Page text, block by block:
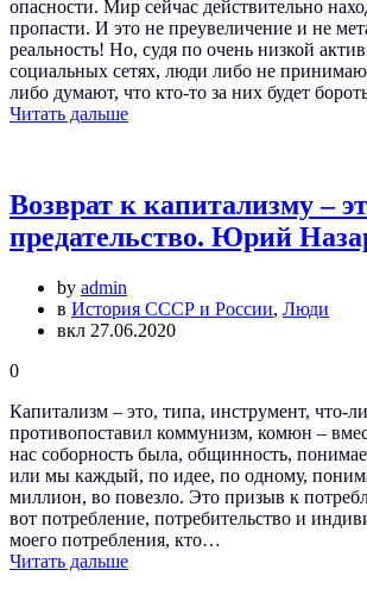
опасности. Мир сейчас действительно
пропасти. И это не преувеличение и не
реальность! Но, судя по очень низкой
социальных сетях, люди либо не
либо думают, что кто-то за них будет
Читать дальше
Возврат к капитализму –
предательство. Юрий
by admin
в История СССР и России, Люди
вкл 27.06.2020
0
Капитализм – это, типа, инструмент,
противопоставил коммунизм, комюн –
нас соборность была, общинность,
или мы каждый, по идее, по одному,
миллион, во повезло. Это призыв к
вот потребление, потребительство и
моего потребления, кто…
Читать дальше